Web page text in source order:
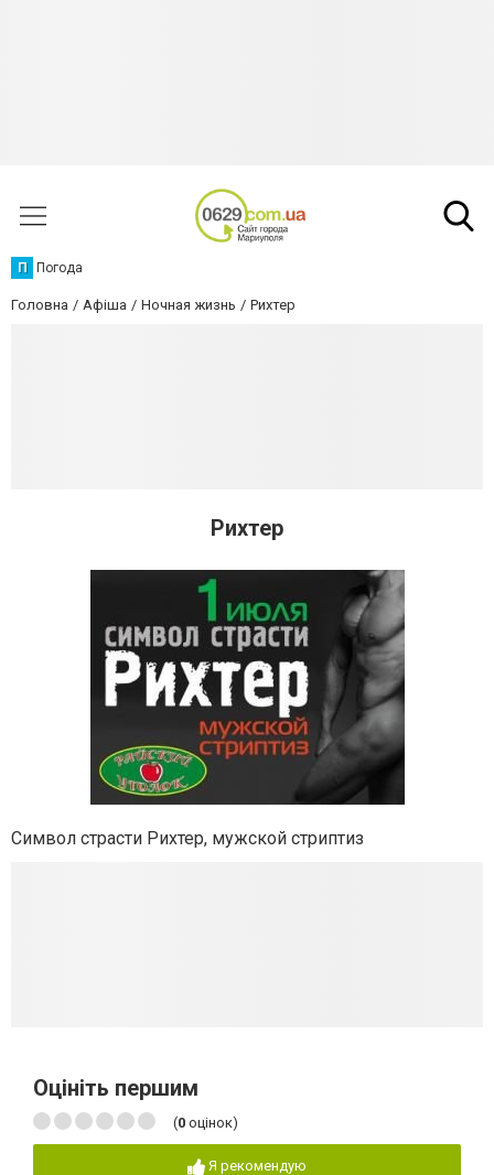
П Погода
Головна Афіша Ночная жизнь Рихтер
Рихтер
Символ страсти Рихтер, мужской стриптиз
Оцініть першим
(0 оцінок)
Я рекомендую